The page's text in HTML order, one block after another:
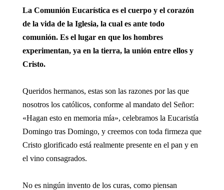
La Comunión Eucarística es el cuerpo y el corazón
de la vida de la Iglesia, la cual es ante todo
comunión. Es el lugar en que los hombres
experimentan, ya en la tierra, la unión entre ellos y
Cristo.
Queridos hermanos, estas son las razones por las que
nosotros los católicos, conforme al mandato del Señor:
«Hagan esto en memoria mía», celebramos la Eucaristía
Domingo tras Domingo, y creemos con toda firmeza que
Cristo glorificado está realmente presente en el pan y en
el vino consagrados.
No es ningún invento de los curas, como piensan